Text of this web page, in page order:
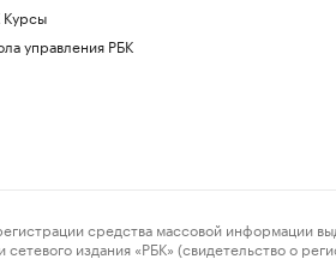
Курсы
управления РБК
средства массовой информации
издания «РБК» (свидетельство о